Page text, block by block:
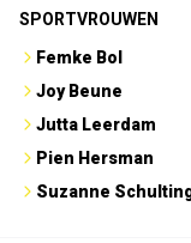
SPORTVROUWEN
Femke Bol
Joy Beune
Jutta Leerdam
Pien Hersman
Suzanne